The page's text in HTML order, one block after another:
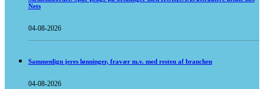
Nets
04-08-2026
Sammenlign jeres lønninger, fravær m.v. med resten af branchen
04-08-2026